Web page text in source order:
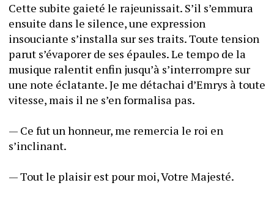
Cette subite gaieté le rajeunissait. S’il s’emmura
ensuite dans le silence, une expression
insouciante s’installa sur ses traits. Toute tension
parut s’évaporer de ses épaules. Le tempo de la
musique ralentit enfin jusqu’à s’interrompre sur
une note éclatante. Je me détachai d’Emrys à toute
— Ce fut un honneur, me remercia le roi en